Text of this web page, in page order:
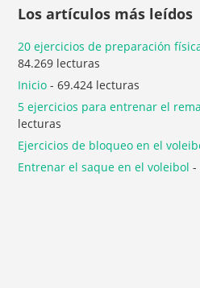
Los artículos más leídos
20 ejercicios de preparación
84.269 lecturas
Inicio - 69.424 lecturas
5 ejercicios para entrenar el
lecturas
Ejercicios de bloqueo en el
Entrenar el saque en el voleibol -